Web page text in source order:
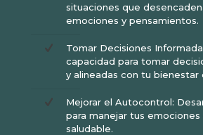
situaciones que
emociones y pensamientos.
Tomar Decisiones
capacidad para tomar
y alineadas con tu bienestar
Mejorar el Autocontrol:
para manejar tus emociones
saludable.